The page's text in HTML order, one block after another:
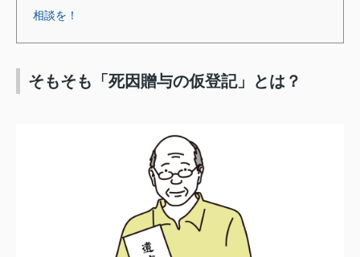
相談を！
そもそも「死因贈与の仮登記」とは？